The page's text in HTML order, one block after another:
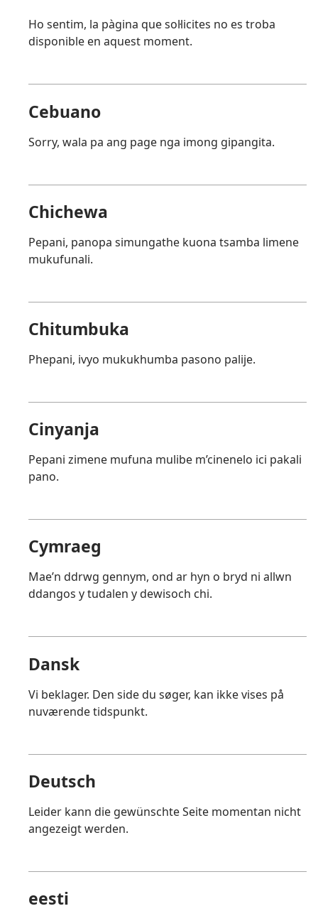
Ho sentim, la pàgina que sol·licites no es troba
disponible en aquest moment.
Cebuano
Sorry, wala pa ang page nga imong gipangita.
Chichewa
Pepani, panopa simungathe kuona tsamba limene
mukufunali.
Chitumbuka
Phepani, ivyo mukukhumba pasono palije.
Cinyanja
Pepani zimene mufuna mulibe m’cinenelo ici pakali
pano.
Cymraeg
Mae’n ddrwg gennym, ond ar hyn o bryd ni allwn
ddangos y tudalen y dewisoch chi.
Dansk
Vi beklager. Den side du søger, kan ikke vises på
nuværende tidspunkt.
Deutsch
Leider kann die gewünschte Seite momentan nicht
angezeigt werden.
eesti